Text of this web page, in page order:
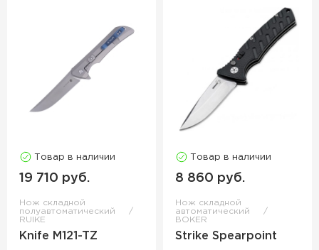
Товар в наличии
19 710 руб.
Нож складной
полуавтоматический
RUIKE
Knife M121-TZ
Товар в наличии
8 860 руб.
Нож складной
автоматический
BOKER
Strike Spearpoint